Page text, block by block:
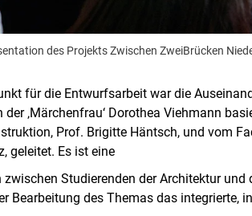
des Projekts Zwischen ZweiBrücken
für die Entwurfsarbeit war die
der ‚Märchenfrau‘ Dorothea Viehmann
Prof. Brigitte Häntsch, und vom
geleitet. Es ist eine
zwischen Studierenden der Architektur
Bearbeitung des Themas das integrierte,